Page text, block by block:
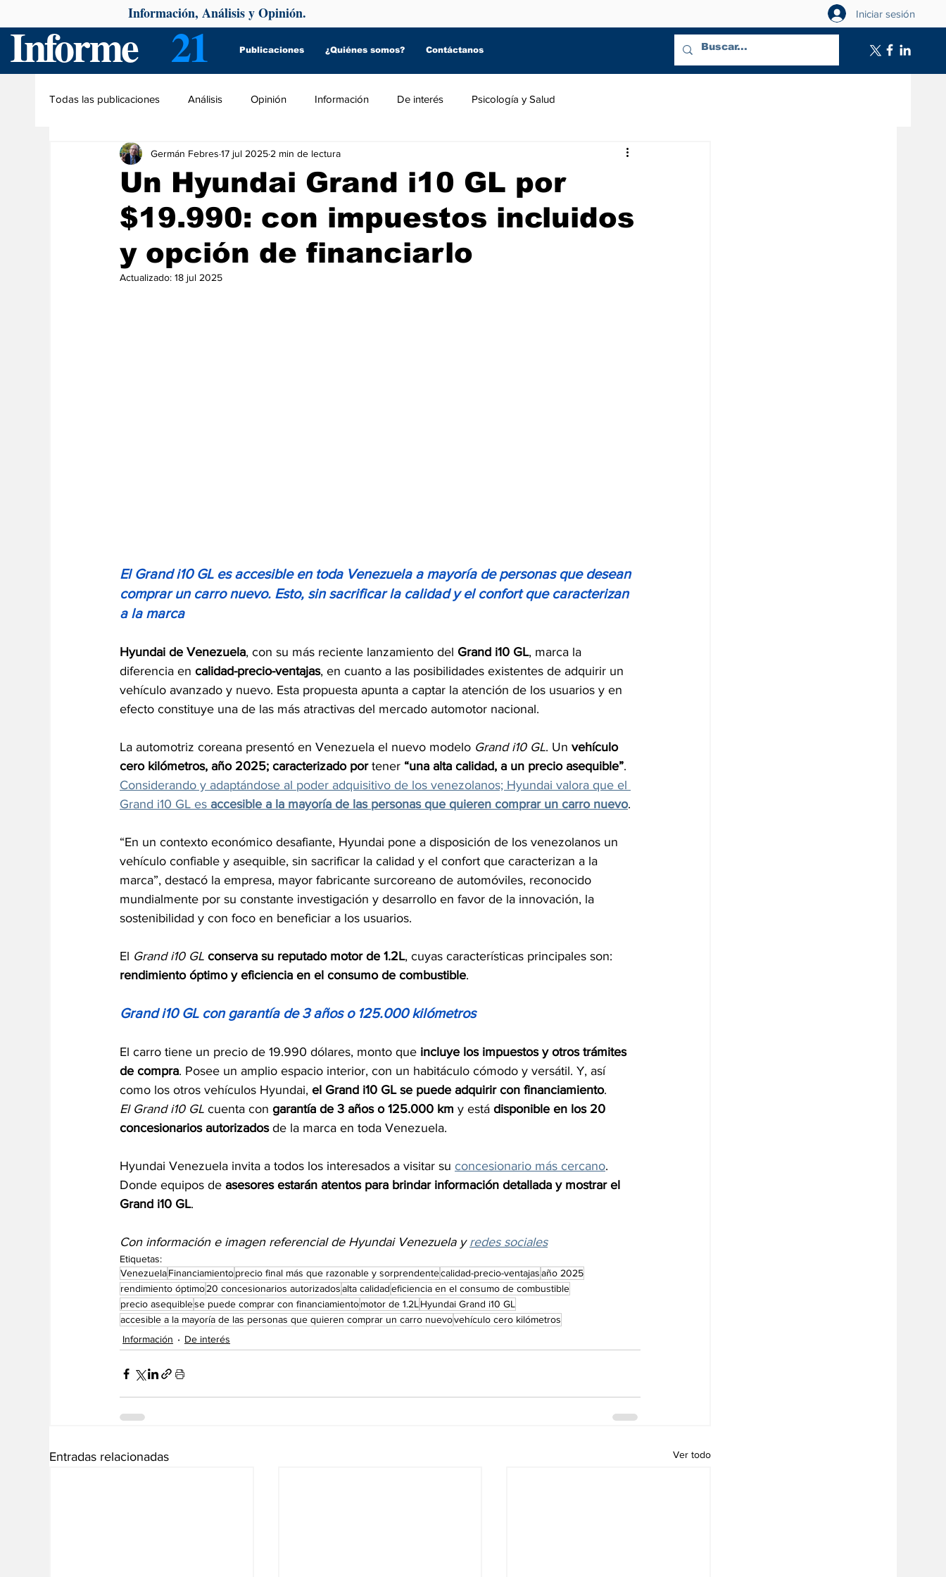
Informe 21 Publicaciones ¿Quiénes somos? Contáctanos
Información, Análisis y Opinión. Iniciar sesión
Todas las publicaciones Análisis Opinión Información De interés Psicología y Salud
Un Hyundai Grand i10 GL por
$19.990: con impuestos incluidos
y opción de financiarlo
Germán Febres 17 jul 2025 2 min de lectura
Actualizado: 18 jul 2025
El Grand i10 GL es accesible en toda Venezuela a mayoría de personas que desean
comprar un carro nuevo. Esto, sin sacrificar la calidad y el confort que caracterizan
a la marca
Hyundai de Venezuela, con su más reciente lanzamiento del Grand i10 GL, marca la
diferencia en calidad-precio-ventajas, en cuanto a las posibilidades existentes de adquirir un
vehículo avanzado y nuevo. Esta propuesta apunta a captar la atención de los usuarios y en
efecto constituye una de las más atractivas del mercado automotor nacional.
La automotriz coreana presentó en Venezuela el nuevo modelo Grand i10 GL. Un vehículo
cero kilómetros, año 2025; caracterizado por tener “una alta calidad, a un precio asequible”.
Considerando y adaptándose al poder adquisitivo de los venezolanos; Hyundai valora que el
Grand i10 GL es accesible a la mayoría de las personas que quieren comprar un carro nuevo.
“En un contexto económico desafiante, Hyundai pone a disposición de los venezolanos un
vehículo confiable y asequible, sin sacrificar la calidad y el confort que caracterizan a la
marca”, destacó la empresa, mayor fabricante surcoreano de automóviles, reconocido
mundialmente por su constante investigación y desarrollo en favor de la innovación, la
sostenibilidad y con foco en beneficiar a los usuarios.
El Grand i10 GL conserva su reputado motor de 1.2L, cuyas características principales son:
rendimiento óptimo y eficiencia en el consumo de combustible.
Grand i10 GL con garantía de 3 años o 125.000 kilómetros
El carro tiene un precio de 19.990 dólares, monto que incluye los impuestos y otros trámites
de compra. Posee un amplio espacio interior, con un habitáculo cómodo y versátil. Y, así
como los otros vehículos Hyundai, el Grand i10 GL se puede adquirir con financiamiento.
El Grand i10 GL cuenta con garantía de 3 años o 125.000 km y está disponible en los 20
concesionarios autorizados de la marca en toda Venezuela.
Hyundai Venezuela invita a todos los interesados a visitar su concesionario más cercano.
Donde equipos de asesores estarán atentos para brindar información detallada y mostrar el
Grand i10 GL.
Con información e imagen referencial de Hyundai Venezuela y redes sociales
Etiquetas:
VenezuelaFinanciamientoprecio final más que razonable y sorprendentecalidad-precio-ventajasaño 2025
rendimiento óptimo20 concesionarios autorizadosalta calidadeficiencia en el consumo de combustible
precio asequiblese puede comprar con financiamientomotor de 1.2LHyundai Grand i10 GL
accesible a la mayoría de las personas que quieren comprar un carro nuevovehículo cero kilómetros
Información
De interés
Entradas relacionadas Ver todo